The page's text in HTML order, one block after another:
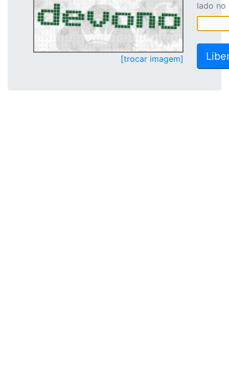
[trocar imagem]
lado no